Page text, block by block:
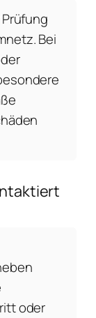
Bei
oder